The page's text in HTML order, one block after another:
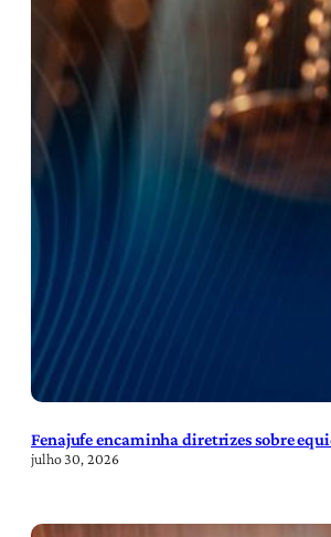
Fenajufe encaminha diretrizes sobre
julho 30, 2026